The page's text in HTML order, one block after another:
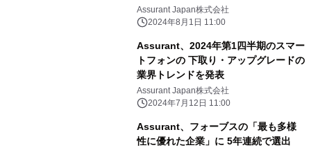
Assurant Japan株式会社
2024年8月1日 11:00
Assurant、2024年第1四半期のスマー
トフォンの 下取り・アップグレードの
業界トレンドを発表
Assurant Japan株式会社
2024年7月12日 11:00
Assurant、フォーブスの「最も多様
性に優れた企業」に 5年連続で選出